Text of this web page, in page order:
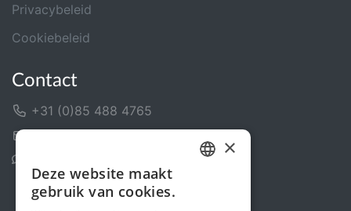
Privacybeleid
Cookiebeleid
Contact
+31 (0)85 488 4765
×
Deze website maakt
gebruik van cookies.